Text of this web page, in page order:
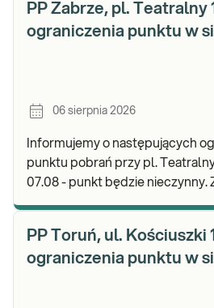
PP Zabrze, pl. Teatralny
ograniczenia punktu w
06 sierpnia 2026
Informujemy o następujących
punktu pobrań przy pl. Teatralny 10
07.08 - punkt będzie nieczynny. Zapraszamy do
PP Toruń, ul. Kościuszki
ograniczenia punktu w